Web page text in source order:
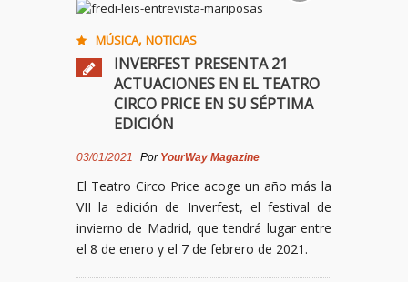
MÚSICA, NOTICIAS
INVERFEST PRESENTA 21
ACTUACIONES EN EL TEATRO
CIRCO PRICE EN SU SÉPTIMA
EDICIÓN
03/01/2021 Por YourWay Magazine
El Teatro Circo Price acoge un año más la
VII la edición de Inverfest, el festival de
invierno de Madrid, que tendrá lugar entre
el 8 de enero y el 7 de febrero de 2021.